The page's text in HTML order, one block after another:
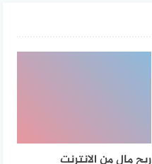
ربح مال من الانترنت